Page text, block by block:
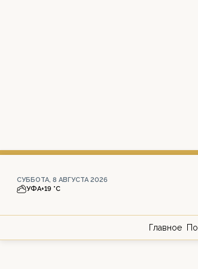
СУББОТА, 8 АВГУСТА 2026
УФА+19 °С
Главное